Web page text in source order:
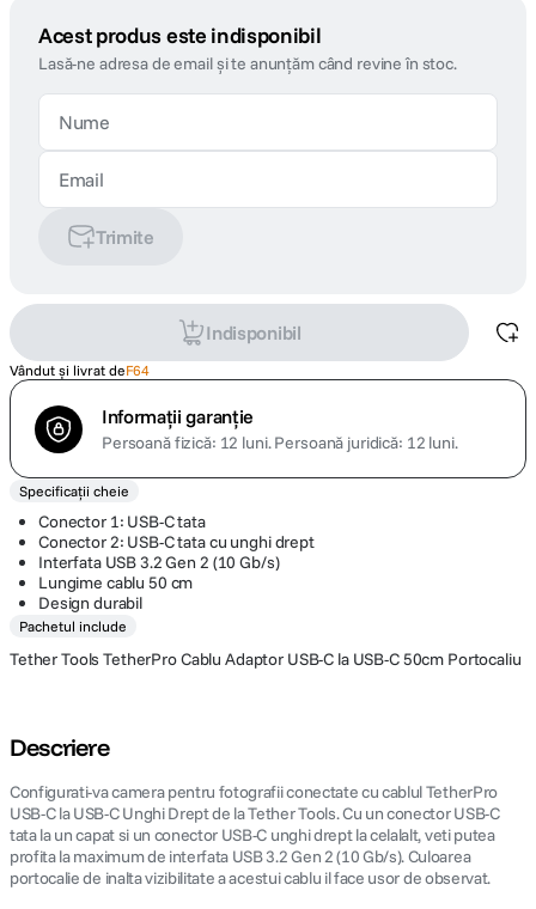
Acest produs este indisponibil
Lasă-ne adresa de email și te anunțăm când revine în stoc.
Trimite
Indisponibil
Vândut și livrat deF64
Informații garanție
Persoană fizică: 12 luni.Persoană juridică: 12 luni.
Specificații cheie
Conector 1: USB-C tata
Conector 2: USB-C tata cu unghi drept
Interfata USB 3.2 Gen 2 (10 Gb/s)
Lungime cablu 50 cm
Design durabil
Pachetul include
Tether Tools TetherPro Cablu Adaptor USB-C la USB-C 50cm Portocaliu
Descriere
Configurati-va camera pentru fotografii conectate cu cablul TetherPro
USB-C la USB-C Unghi Drept de la Tether Tools. Cu un conector USB-C
tata la un capat si un conector USB-C unghi drept la celalalt, veti putea
profita la maximum de interfata USB 3.2 Gen 2 (10 Gb/s). Culoarea
portocalie de inalta vizibilitate a acestui cablu il face usor de observat.